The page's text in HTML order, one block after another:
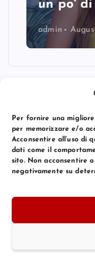
Per fornire una
per memorizzare e/o
Acconsentire all’uso di
dati come il
sito. Non acconsentire
negativamente su
un po'
admin